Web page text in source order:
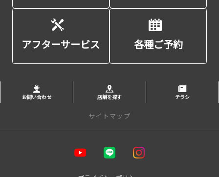
アフターサービス 各種ご予約
お問い合わせ 店舗を探す チラシ
サイトマップ